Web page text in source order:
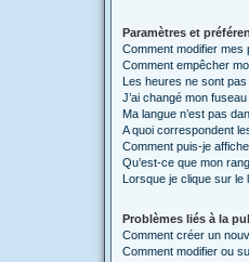
Paramètres et
Comment modifier mes
Comment empêcher
Les heures ne sont
J’ai changé mon
Ma langue n’est pas
A quoi correspondent
Comment puis-je
Qu’est-ce que mon
Lorsque je clique sur le
Problèmes liés à la
Comment créer un
Comment modifier ou